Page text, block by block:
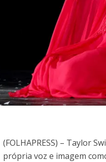
(FOLHAPRESS) – Taylor
própria voz e imagem